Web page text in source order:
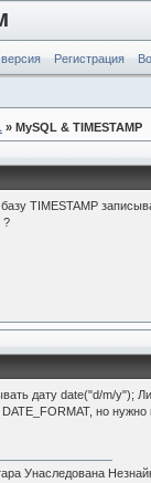
Регистрация
» MySQL & TIMESTAMP
базу TIMESTAMP
?
дату date("d/m/y");
но
Унаследована